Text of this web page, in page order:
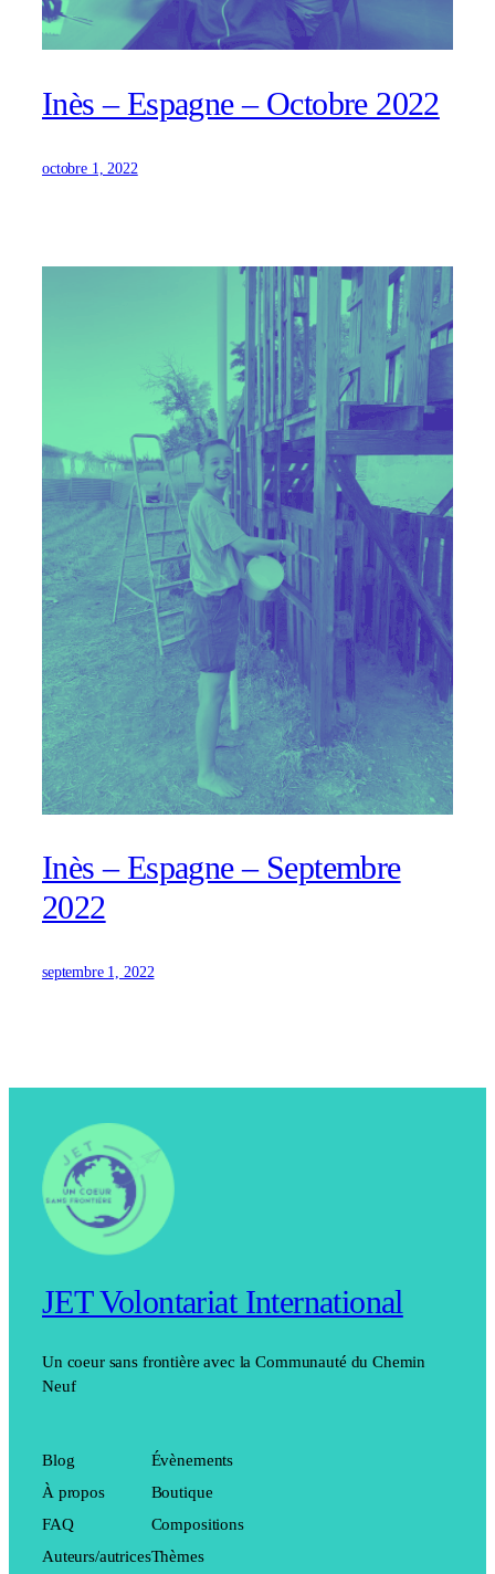
Inès – Espagne – Octobre 2022
octobre 1, 2022
Inès – Espagne – Septembre
2022
septembre 1, 2022
JET Volontariat International
Un coeur sans frontière avec la Communauté du Chemin
Neuf
Blog
À propos
FAQ
Auteurs/autrices
Évènements
Boutique
Compositions
Thèmes